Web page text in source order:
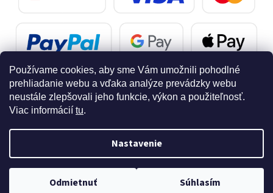
Používame cookies, aby sme Vám umožnili pohodlné
prehliadanie webu a vďaka analýze prevádzky webu
neustále zlepšovali jeho funkcie, výkon a použiteľnosť.
Viac informácií tu.
Nastavenie
Odmietnuť Súhlasím
Doprava zdarma pri nákupe nad 40 eur
Vytvoril Shoptet
Copyright 2026SvetelnaPosta.sk. Všetky práva vyhradené.
Upraviť nastavenie cookies